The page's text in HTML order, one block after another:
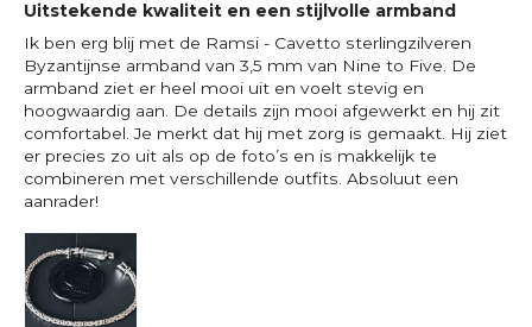
Uitstekende kwaliteit en een stijlvolle armband
Ik ben erg blij met de Ramsi - Cavetto sterlingzilveren
Byzantijnse armband van 3,5 mm van Nine to Five. De
armband ziet er heel mooi uit en voelt stevig en
hoogwaardig aan. De details zijn mooi afgewerkt en hij zit
comfortabel. Je merkt dat hij met zorg is gemaakt. Hij ziet
er precies zo uit als op de foto’s en is makkelijk te
combineren met verschillende outfits. Absoluut een
aanrader!